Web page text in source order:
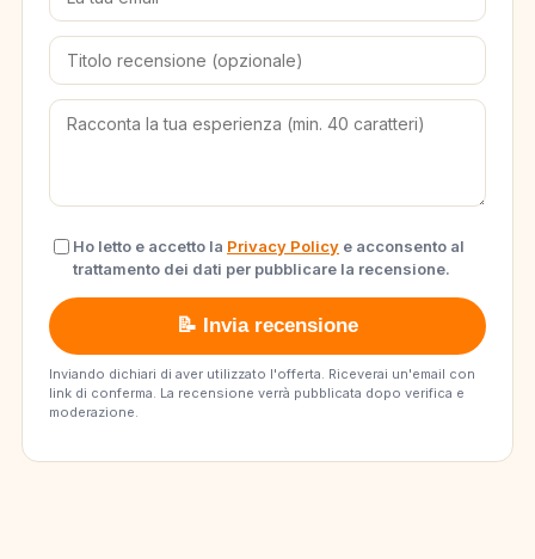
Ho letto e accetto la Privacy Policy e acconsento al
trattamento dei dati per pubblicare la recensione.
📝 Invia recensione
Inviando dichiari di aver utilizzato l'offerta. Riceverai un'email con
link di conferma. La recensione verrà pubblicata dopo verifica e
moderazione.